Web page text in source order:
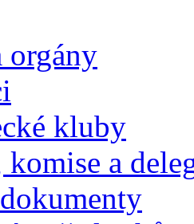
orgány
kluby
a